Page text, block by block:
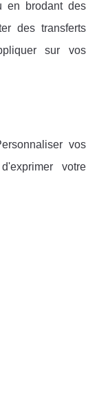
en brodant des
des transferts
sur vos
vos
votre